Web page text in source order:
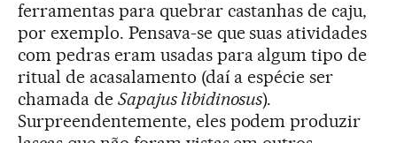
ferramentas para quebrar castanhas de caju,
por exemplo. Pensava-se que suas atividades
com pedras eram usadas para algum tipo de
ritual de acasalamento (daí a espécie ser
chamada de Sapajus libidinosus).
Surpreendentemente, eles podem produzir